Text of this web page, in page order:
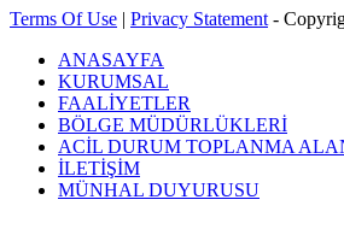
Terms Of Use | Privacy Statement -
ANASAYFA
KURUMSAL
FAALİYETLER
BÖLGE MÜDÜRLÜKLERİ
ACİL DURUM TOPLANMA
İLETİŞİM
MÜNHAL DUYURUSU